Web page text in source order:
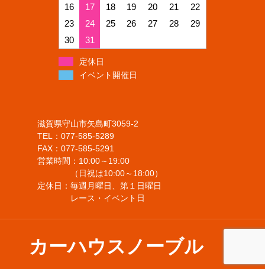
16
17 18 19 20 21
22
23
24 25 26 27 28
29
30
31
定休日
イベント開催日
滋賀県守山市矢島町3059-2
TEL：077-585-5289
FAX：077-585-5291
営業時間：10:00～19:00
（日祝は10:00～18:00）
定休日：毎週月曜日、第１日曜日
レース・イベント日
カーハウスノーブル